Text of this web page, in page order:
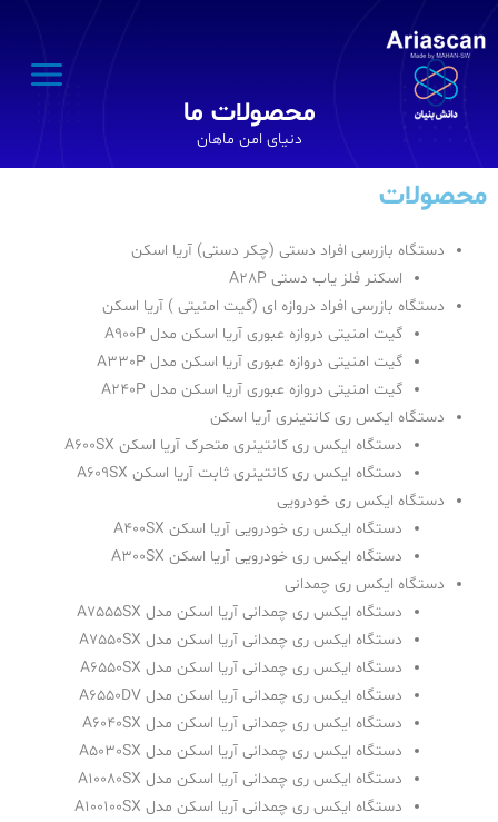
محصولات ما
دنیای امن ماهان
دستگاه بازرسی افراد دستی (چکر دستی) آریا اسکن
اسکنر فلز یاب دستی A28P
دستگاه بازرسی افراد دروازه ای (گیت امنیتی ) آریا اسکن
گیت امنیتی دروازه عبوری آریا اسکن مدل A900P
گیت امنیتی دروازه عبوری آریا اسکن مدل A330P
گیت امنیتی دروازه عبوری آریا اسکن مدل A240P
دستگاه ایکس ری کانتینری آریا اسکن
دستگاه ایکس ری کانتینری متحرک آریا اسکن A600SX
دستگاه ایکس ری کانتینری ثابت آریا اسکن A609SX
دستگاه ایکس ری خودرویی
دستگاه ایکس ری خودرویی آریا اسکن A400SX
دستگاه ایکس ری خودرویی آریا اسکن A300SX
دستگاه ایکس ری چمدانی
دستگاه ایکس ری چمدانی آریا اسکن مدل A7555SX
دستگاه ایکس ری چمدانی آریا اسکن مدل A7550SX
دستگاه ایکس ری چمدانی آریا اسکن مدل A6550SX
دستگاه ایکس ری چمدانی آریا اسکن مدل A6550DV
دستگاه ایکس ری چمدانی آریا اسکن مدل A6040SX
دستگاه ایکس ری چمدانی آریا اسکن مدل A5030SX
دستگاه ایکس ری چمدانی آریا اسکن مدل A10080SX
دستگاه ایکس ری چمدانی آریا اسکن مدل A100100SX